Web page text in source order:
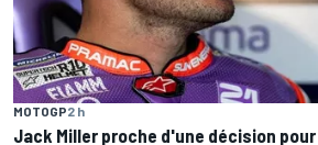
MOTOGP2 h
Jack Miller proche d'une décision